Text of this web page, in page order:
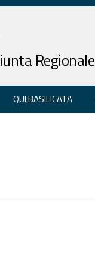
Regionale
QUI BASILICATA